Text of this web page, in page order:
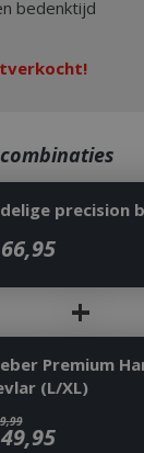
bedenktijd
precision
66,95
+
Premium
(L/XL)
,99
49,95